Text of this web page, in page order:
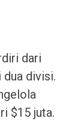
dari
dua divisi.
$15 juta.